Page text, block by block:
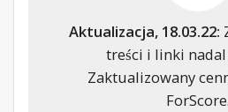
Aktualizacja, 18.03.22:
treści i linki nadal
Zaktualizowany
ForScore.